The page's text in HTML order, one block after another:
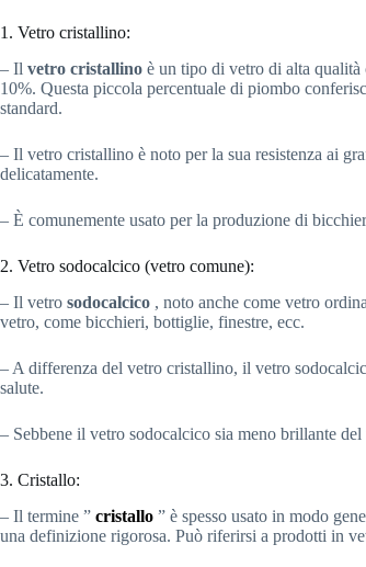
1. Vetro cristallino:
– Il vetro cristallino è un tipo di vetro di alta
10%. Questa piccola percentuale di piombo
standard.
– Il vetro cristallino è noto per la sua resistenza ai
delicatamente.
– È comunemente usato per la produzione di
2. Vetro sodocalcico (vetro comune):
– Il vetro sodocalcico , noto anche come vetro
vetro, come bicchieri, bottiglie, finestre, ecc.
– A differenza del vetro cristallino, il vetro
salute.
– Sebbene il vetro sodocalcico sia meno brillante
3. Cristallo:
– Il termine ” cristallo ” è spesso usato in modo
una definizione rigorosa. Può riferirsi a prodotti in